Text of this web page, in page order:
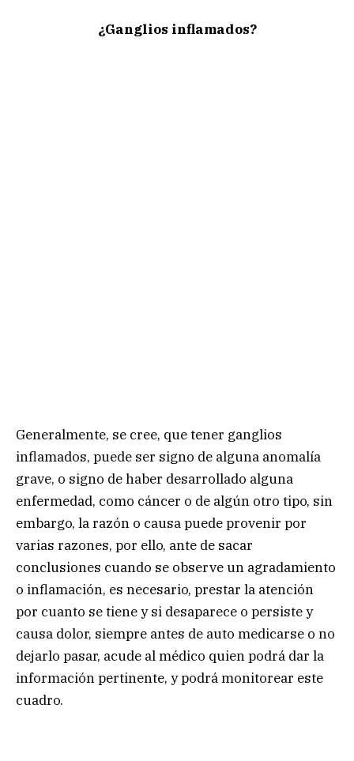
¿Ganglios inflamados?
Generalmente, se cree, que tener ganglios
inflamados, puede ser signo de alguna anomalía
grave, o signo de haber desarrollado alguna
enfermedad, como cáncer o de algún otro tipo, sin
embargo, la razón o causa puede provenir por
varias razones, por ello, ante de sacar
conclusiones cuando se observe un agradamiento
o inflamación, es necesario, prestar la atención
por cuanto se tiene y si desaparece o persiste y
causa dolor, siempre antes de auto medicarse o no
dejarlo pasar, acude al médico quien podrá dar la
información pertinente, y podrá monitorear este
cuadro.